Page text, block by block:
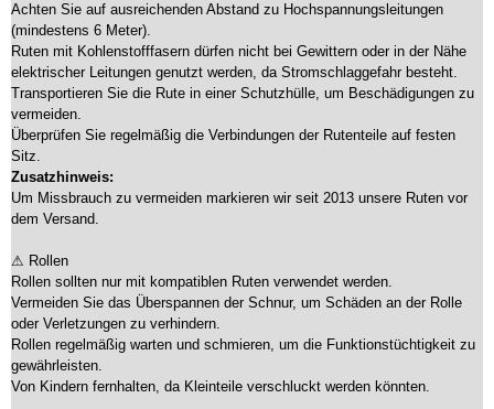
Achten Sie auf ausreichenden Abstand zu Hochspannungsleitungen
(mindestens 6 Meter).
Ruten mit Kohlenstofffasern dürfen nicht bei Gewittern oder in der Nähe
elektrischer Leitungen genutzt werden, da Stromschlaggefahr besteht.
Transportieren Sie die Rute in einer Schutzhülle, um Beschädigungen zu
vermeiden.
Überprüfen Sie regelmäßig die Verbindungen der Rutenteile auf festen
Sitz.
Zusatzhinweis:
Um Missbrauch zu vermeiden markieren wir seit 2013 unsere Ruten vor
dem Versand.
⚠ Rollen
Rollen sollten nur mit kompatiblen Ruten verwendet werden.
Vermeiden Sie das Überspannen der Schnur, um Schäden an der Rolle
oder Verletzungen zu verhindern.
Rollen regelmäßig warten und schmieren, um die Funktionstüchtigkeit zu
gewährleisten.
Von Kindern fernhalten, da Kleinteile verschluckt werden könnten.